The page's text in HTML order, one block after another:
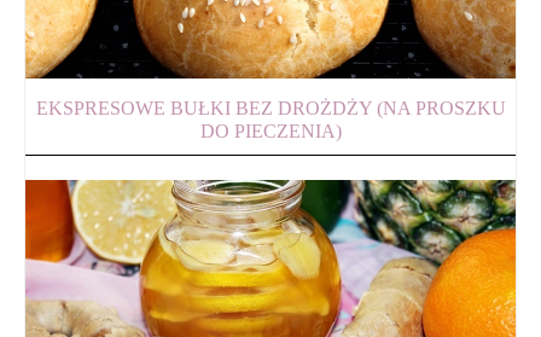
EKSPRESOWE BUŁKI BEZ DROŻDŻY (NA PROSZKU
DO PIECZENIA)